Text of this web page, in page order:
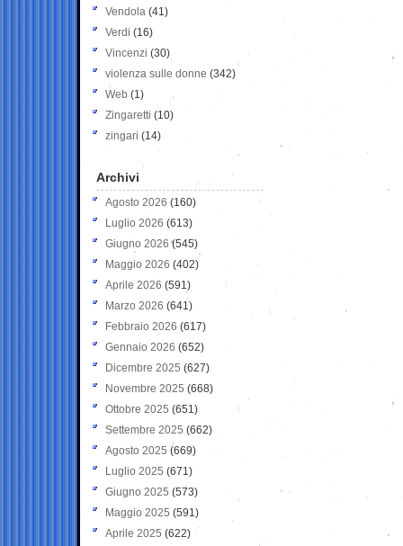
Vendola (41)
Verdi (16)
Vincenzi (30)
violenza sulle donne (342)
Web (1)
Zingaretti (10)
zingari (14)
Archivi
Agosto 2026 (160)
Luglio 2026 (613)
Giugno 2026 (545)
Maggio 2026 (402)
Aprile 2026 (591)
Marzo 2026 (641)
Febbraio 2026 (617)
Gennaio 2026 (652)
Dicembre 2025 (627)
Novembre 2025 (668)
Ottobre 2025 (651)
Settembre 2025 (662)
Agosto 2025 (669)
Luglio 2025 (671)
Giugno 2025 (573)
Maggio 2025 (591)
Aprile 2025 (622)